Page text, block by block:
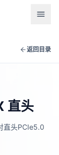
首页
返回目录
直头
直头PCIe5.0